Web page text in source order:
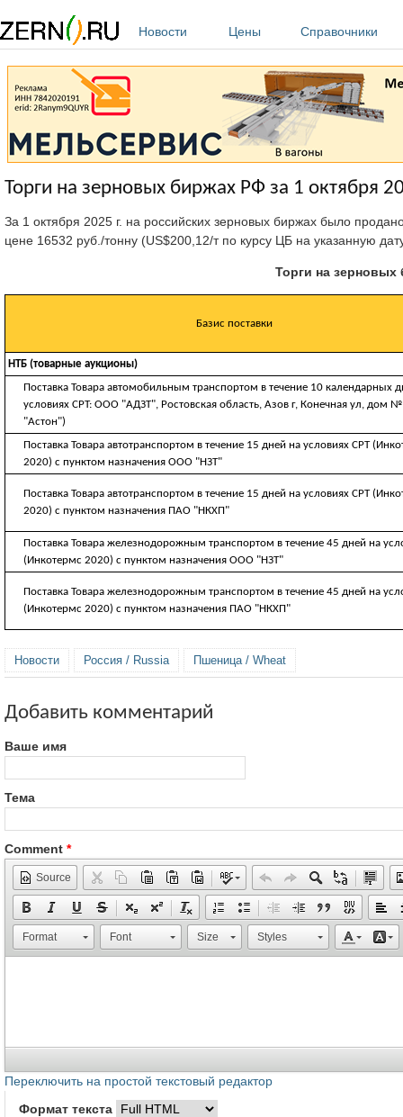
Новости
Цены Справочники
Торги на зерновых биржах РФ за 1 октября
За 1 октября 2025 г. на российских зерновых биржах было
цене 16532 руб./тонну (US$200,12/т по курсу ЦБ на указанную
Торги на зерновых
Базис поставки
НТБ (товарные аукционы)
Поставка Товара автомобильным транспортом в течение 10 календарных
условиях CPT: ООО "АДЗТ", Ростовская область, Азов г, Конечная ул, дом
"Астон")
Поставка Товара автотранспортом в течение 15 дней на условиях CРТ
2020) с пунктом назначения ООО "НЗТ"
Поставка Товара автотранспортом в течение 15 дней на условиях CРТ
2020) с пунктом назначения ПАО "НКХП"
Поставка Товара железнодорожным транспортом в течение 45 дней на
(Инкотермс 2020) с пунктом назначения ООО "НЗТ"
Поставка Товара железнодорожным транспортом в течение 45 дней на
(Инкотермс 2020) с пунктом назначения ПАО "НКХП"
Новости Россия / Russia Пшеница / Wheat
Добавить комментарий
Ваше имя
Тема
Comment *
Source
Format Font Size Styles
Переключить на простой текстовый редактор
Формат текста